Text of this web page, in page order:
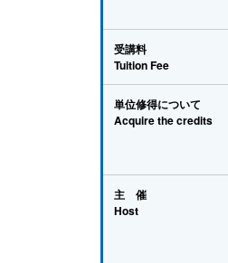
受講料
Tuition Fee
単位修得について
Acquire the credits
主 催
Host